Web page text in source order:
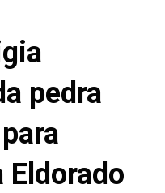
pedra
Eldorado